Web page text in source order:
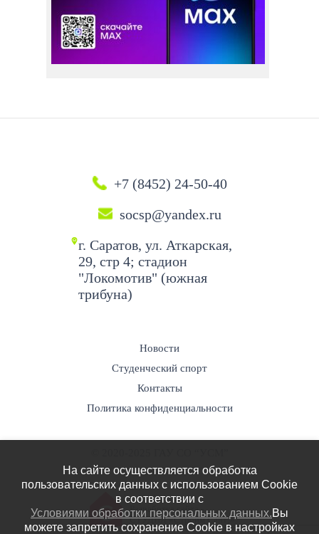
+7 (8452) 24-50-40
socsp@yandex.ru
г. Саратов, ул. Аткарская,
29, стр 4; стадион
"Локомотив" (южная
трибуна)
Новости
Студенческий спорт
Контакты
Политика конфиденциальности
Разработка сайта -
СТУДИЯ «Строим Сайт!»
На сайте осуществляется обработка
пользовательских данных с использованием Cookie
в соответствии c
Условиями обработки персональных данных.Вы
можете запретить сохранение Cookie в настройках